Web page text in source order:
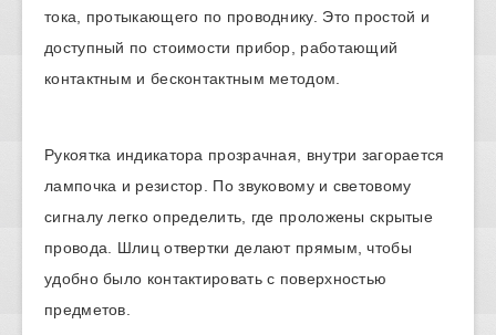
тока, протыкающего по проводнику. Это простой и
доступный по стоимости прибор, работающий
контактным и бесконтактным методом.
Рукоятка индикатора прозрачная, внутри загорается
лампочка и резистор. По звуковому и световому
сигналу легко определить, где проложены скрытые
провода. Шлиц отвертки делают прямым, чтобы
удобно было контактировать с поверхностью
предметов.